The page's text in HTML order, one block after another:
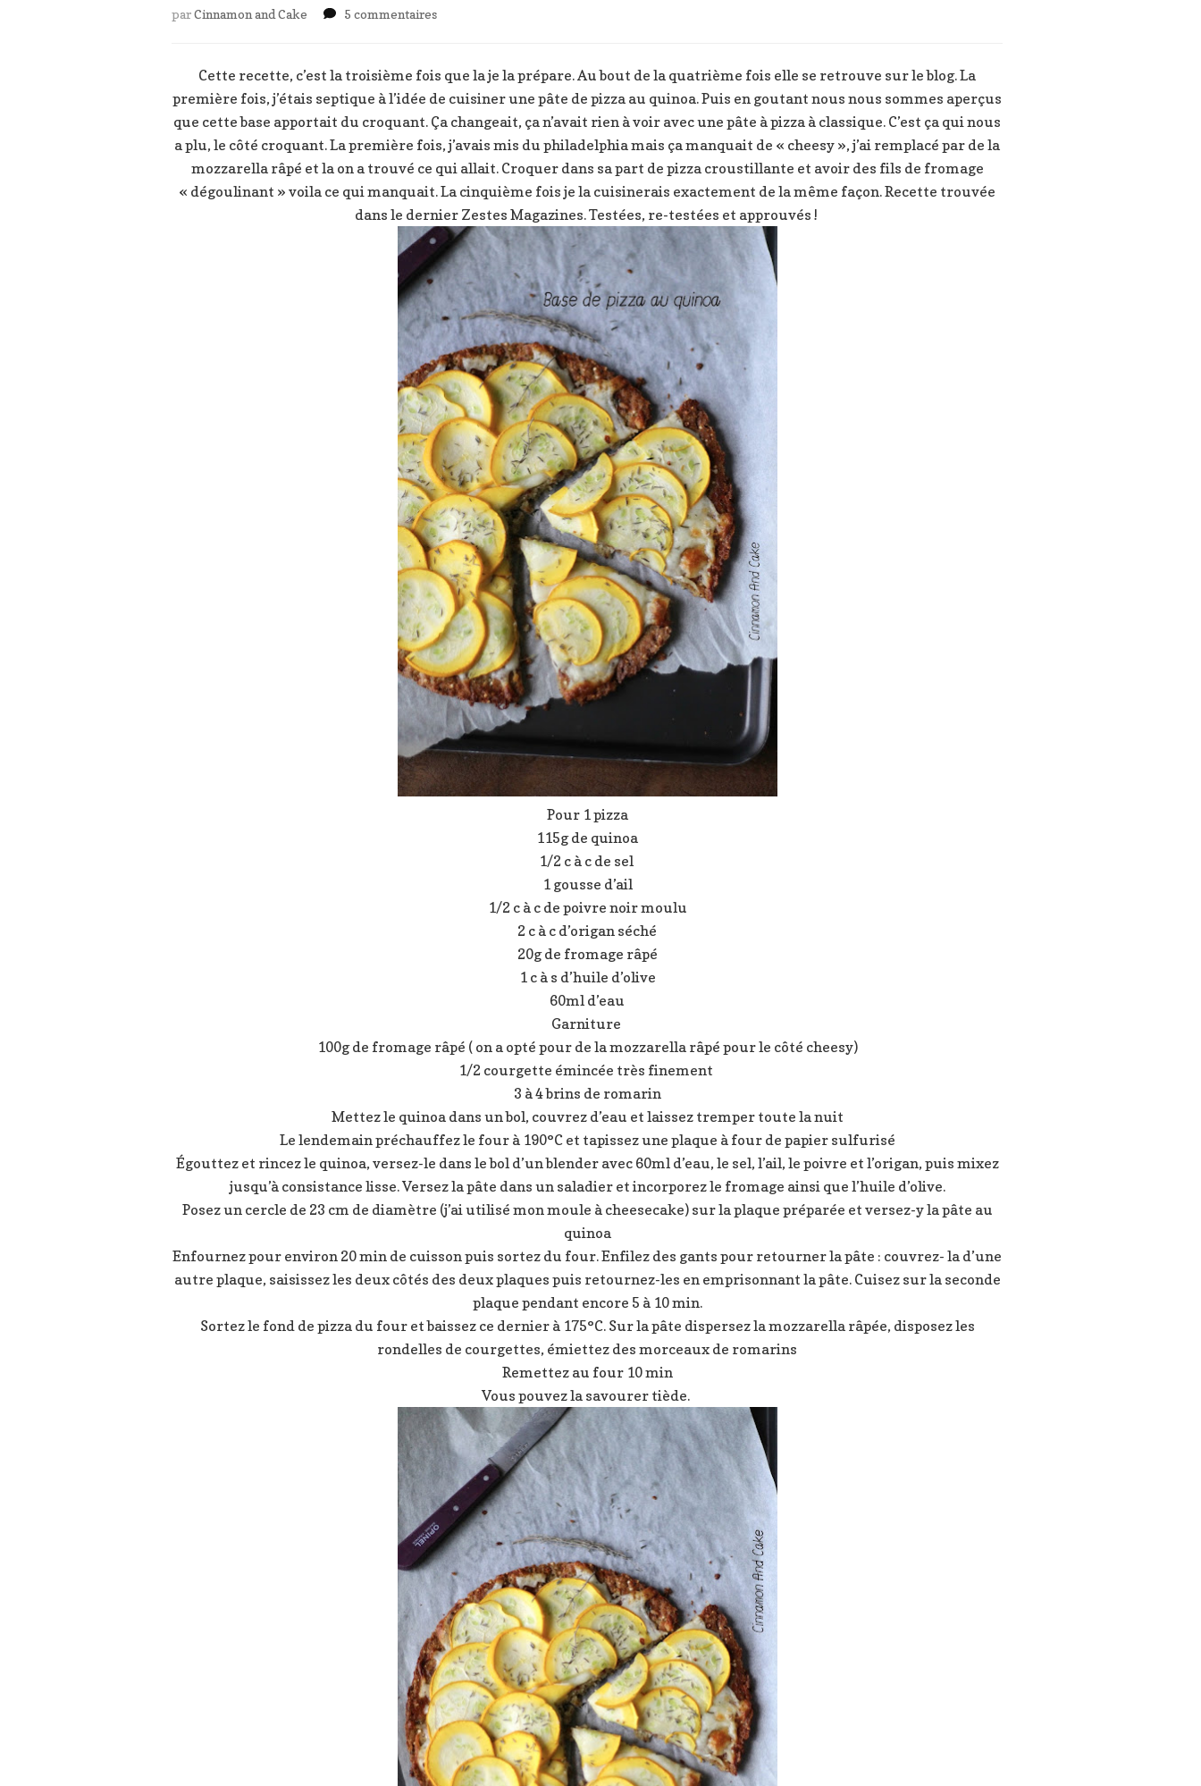
parCinnamon and Cake 5 commentairessur
au
quinoa
Cette recette, c’est la troisième fois que la je la prépare. Au bout de la quatrième fois elle se retrouve sur le blog. La
première fois, j’étais septique à l’idée de cuisiner une pâte de pizza au quinoa. Puis en goutant nous nous sommes aperçus
que cette base apportait du croquant. Ça changeait, ça n’avait rien à voir avec une pâte à pizza à classique. C’est ça qui nous
a plu, le côté croquant. La première fois, j’avais mis du philadelphia mais ça manquait de « cheesy », j’ai remplacé par de la
mozzarella râpé et la on a trouvé ce qui allait. Croquer dans sa part de pizza croustillante et avoir des fils de fromage
« dégoulinant » voila ce qui manquait. La cinquième fois je la cuisinerais exactement de la même façon. Recette trouvée
dans le dernier Zestes Magazines. Testées, re-testées et approuvés !
Pour 1 pizza
115g de quinoa
1/2 c à c de sel
1 gousse d’ail
1/2 c à c de poivre noir moulu
2 c à c d’origan séché
20g de fromage râpé
1 c à s d’huile d’olive
60ml d’eau
Garniture
100g de fromage râpé ( on a opté pour de la mozzarella râpé pour le côté cheesy)
1/2 courgette émincée très finement
3 à 4 brins de romarin
Mettez le quinoa dans un bol, couvrez d’eau et laissez tremper toute la nuit
Le lendemain préchauffez le four à 190°C et tapissez une plaque à four de papier sulfurisé
Égouttez et rincez le quinoa, versez-le dans le bol d’un blender avec 60ml d’eau, le sel, l’ail, le poivre et l’origan, puis mixez
jusqu’à consistance lisse. Versez la pâte dans un saladier et incorporez le fromage ainsi que l’huile d’olive.
Posez un cercle de 23 cm de diamètre (j’ai utilisé mon moule à cheesecake) sur la plaque préparée et versez-y la pâte au
quinoa
Enfournez pour environ 20 min de cuisson puis sortez du four. Enfilez des gants pour retourner la pâte : couvrez- la d’une
autre plaque, saisissez les deux côtés des deux plaques puis retournez-les en emprisonnant la pâte. Cuisez sur la seconde
plaque pendant encore 5 à 10 min.
Sortez le fond de pizza du four et baissez ce dernier à 175°C. Sur la pâte dispersez la mozzarella râpée, disposez les
rondelles de courgettes, émiettez des morceaux de romarins
Remettez au four 10 min
Vous pouvez la savourer tiède.